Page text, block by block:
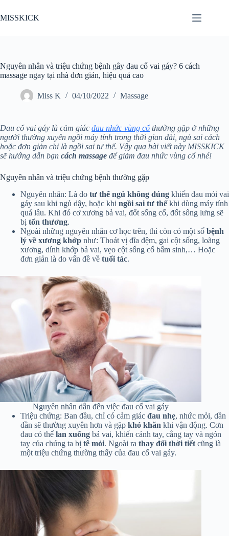
đến
phần
MISSKICK
Nguyên nhân và triệu chứng bệnh gây đau cổ vai gáy? 6 cách
massage ngay tại nhà đơn giản, hiệu quả cao
Miss K 04/10/2022 Massage
Đau cổ vai gáy là cảm giác đau nhức vùng cổthường gặp ở những
người thường xuyên ngồi máy tính trong thời gian dài, ngủ sai cách
hoặc đơn giản chỉ là ngồi sai tư thế. Vậy qua bài viết này MISSKICK
sẽ hướng dẫn bạn cách massage để giảm đau nhức vùng cổ nhé!
Nguyên nhân và triệu chứng bệnh thường gặp
Nguyên nhân: Là do tư thế ngủ không đúng khiến đau mỏi vai
gáy sau khi ngủ dậy, hoặc khi ngồi sai tư thếkhi dùng máy tính
quá lâu. Khi đó cơ xương bả vai, đốt sống cổ, đốt sống lưng sẽ
bị tổn thương.
Ngoài những nguyên nhân cơ học trên, thì còn có một số bệnh
lý về xương khớp như: Thoát vị đĩa đệm, gai cột sống, loãng
xương, dính khớp bả vai, vẹo cột sống cổ bẩm sinh,… Hoặc
đơn giản là do vấn đề về tuổi tác.
Nguyên nhân dẫn đến việc đau cổ vai gáy
Triệu chứng: Ban đầu, chỉ có cảm giác đau nhẹ, nhức mỏi, dần
dần sẽ thường xuyên hơn và gặp khó khăn khi vận động. Cơn
đau có thể lan xuống bả vai, khiến cánh tay, cẳng tay và ngón
tay của chúng ta bị tê mỏi. Ngoài ra thay đổi thời tiết cũng là
một triệu chứng thường thấy của đau cổ vai gáy.